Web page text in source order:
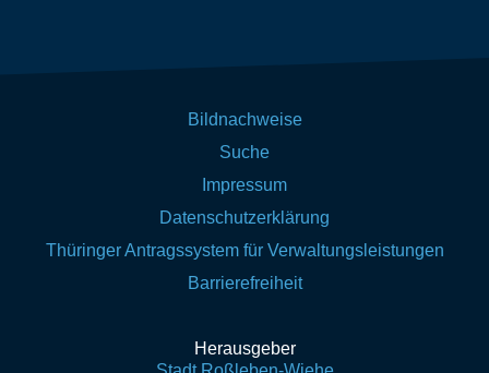
Bildnachweise
Suche
Impressum
Datenschutzerklärung
Thüringer Antragssystem für Verwaltungsleistungen
Barrierefreiheit
Herausgeber